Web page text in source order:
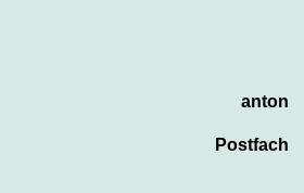
anton
Postfach